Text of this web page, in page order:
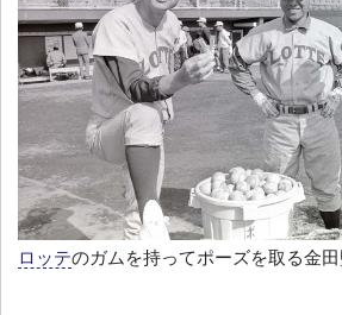
ロッテのガムを持ってポーズを取る金田